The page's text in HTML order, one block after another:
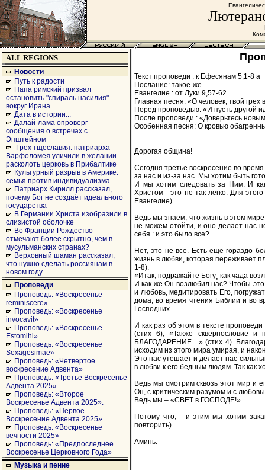
ALL REGIONS
Новости
Путь к радости
Папа римский призвал
остановить "спираль насилия"
вокруг Ирана
Дата в истории...
Далай-лама опроверг
сообщения о встречах с
Эпштейном
Грех тщеславия: патриарха
Варфоломея уличили в желании
расколоть церковь в Прибалтике
Культурный разрыв в Америке:
семья против индивидуализма
Патриарх Кирилл рассказал,
почему Бог не создаёт идеального
государства
В Германии Христа изобразили в
слизистой оболочке
Во Франции Рождество
отмечают более скрытно, чем в
мусульманских странах?
Верховный шаман рассказал,
что нужно сделать россиянам в
новом году
Проповеди
Проповедь: «Воскресенье
reminiscere»
Проповедь: «Воскресенье
invocavit»
Проповедь: «Воскресенье
Estomihi»
Проповедь: «Воскресенье
Sexagesimae»
Проповедь: «Четвертое
воскресение Адвента»
Проповедь: «Третье Воскресенье
Адвента 2025»
Проповедь: «Второе
Воскресенье Адвента 2025».
Проповедь: «Первое
Воскресение Адвента 2025»
Проповедь: «Воскресенье
вечности 2025»
Проповедь: «Предпоследнее
Воскресенье Церковного Года»
Музыка и пение
Текст проповеди : к Ефесянам 5,1-8 а
Послание: такое-же
Евангелие : от Луки 9,57-62
Главная песня: «О человек, твой
Перед проповедью: «И пусть другой
После проповеди : «Доверьтесь
Особенная песня: О кровью
Дорогая община!
Сегодня третье воскресение во
за нас и из-за нас. Мы хотим быть
И мы хотим следовать за Ним. И
Христом - это не так легко. Для
Евангелие)
Ведь мы знаем, что жизнь в этом
не можем отойти, и оно делает нас
себя : и это было все?
Нет, это не все. Есть еще гораздо
жизнь в любви, которая переживает
1-8).
«Итак, подражайте Богу¸ как чада
И как же Он возлюбил нас? Чтобы
и любовь, медитировать Его,
дома, во время чтения Библии и во
Господних.
И как раз об этом в тексте
(стих 6), «Также сквернословие
БЛАГОДАРЕНИЕ…» (стих 4).
исходим из этого мира умирая, и
Это нас утешает и делает нас
в любви к его бедным людям. Так
Ведь мы смотрим сквозь этот мир и
Он, с критическим разумом и с
Ведь мы – «СВЕТ в ГОСПОДЕ!»
Потому что, - и этим мы хотим
повторить).
Аминь.